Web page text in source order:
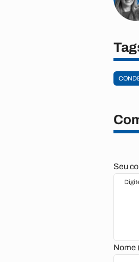
Seu
Nome